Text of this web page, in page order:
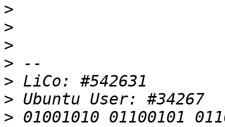
>
>
>
>
>
>
> 01001010 01100101